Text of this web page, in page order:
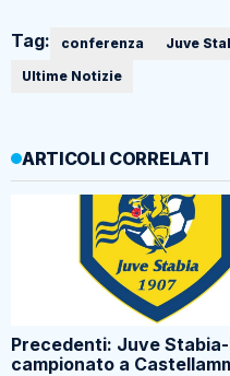
Tag: conferenza Juve
Ultime Notizie
ARTICOLI CORRELATI
Precedenti: Juve
campionato a